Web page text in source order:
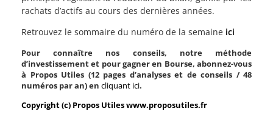
rachats d’actifs au cours des dernières années.
Retrouvez le sommaire du numéro de la semaine ici
Pour connaître nos conseils, notre méthode
d’investissement et pour gagner en Bourse, abonnez-vous
à Propos Utiles (12 pages d’analyses et de conseils / 48
numéros par an) en cliquant ici.
Copyright (c) Propos Utiles www.proposutiles.fr